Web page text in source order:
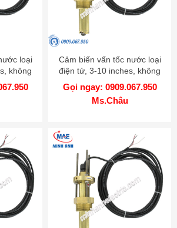
loại
không
SS -
Cảm biến vấn tốc nước loại
điện tử, 3-10 inches, không
có hot tap, chất liệu Brass -
Model IEFS
Gọi ngay: 0909.067.950
Ms.Châu